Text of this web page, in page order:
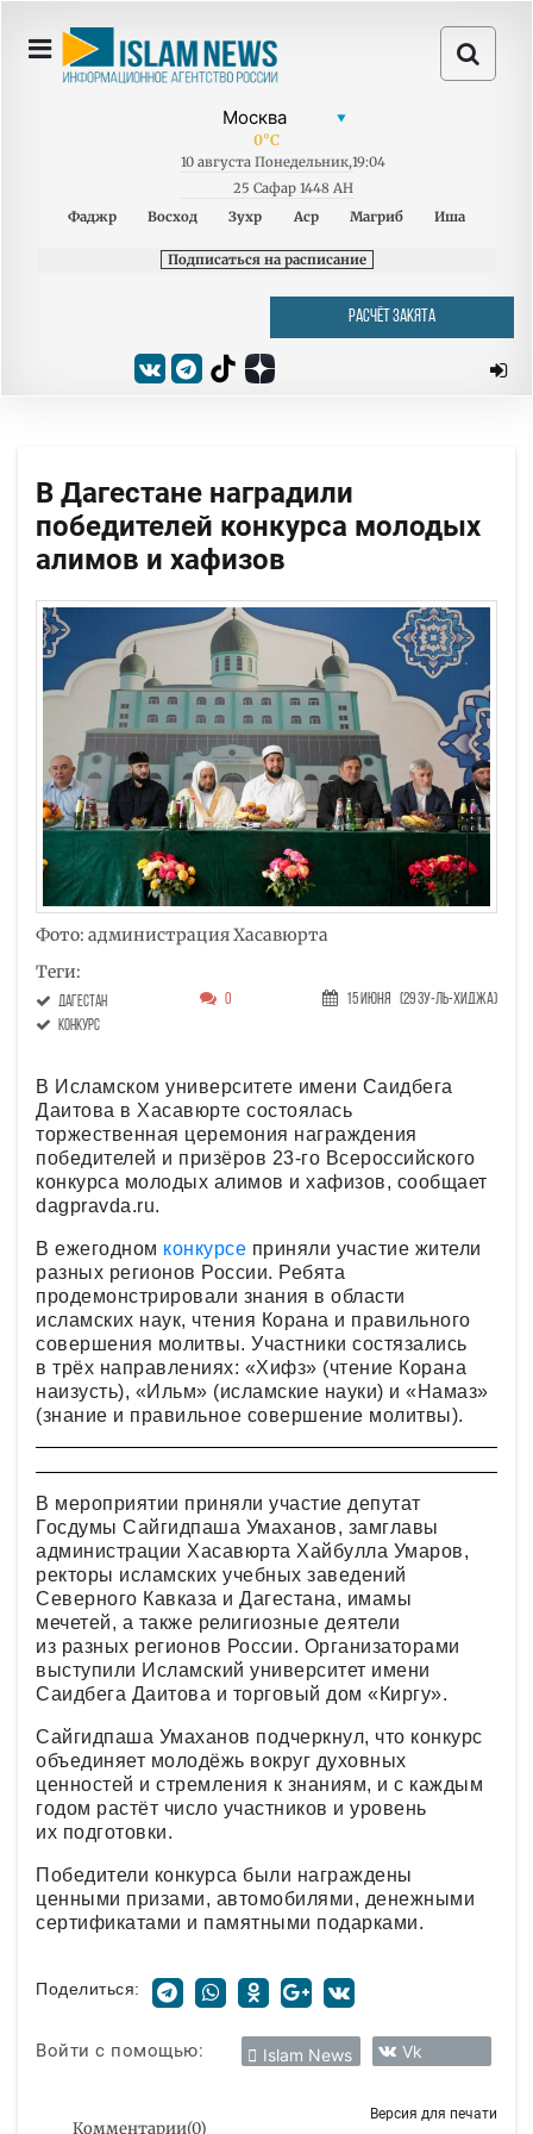
0°C
10 августа Понедельник,19:04
25 Сафар 1448 AH
Фаджр
Восход Зухр Аср Магриб Иша
Подписаться на расписание
РАСЧЁТ ЗАКЯТА
В Дагестане наградили
победителей конкурса молодых
алимов и хафизов
Фото: администрация Хасавюрта
Теги:
Дагестан
конкурс
0 15 Июня (29 Зу-ль-хиджа)
В Исламском университете имени Саидбега
Даитова в Хасавюрте состоялась
торжественная церемония награждения
победителей и призёров 23-го Всероссийского
конкурса молодых алимов и хафизов, сообщает
dagpravda.ru.
В ежегодном конкурсе приняли участие жители
разных регионов России. Ребята
продемонстрировали знания в области
исламских наук, чтения Корана и правильного
совершения молитвы. Участники состязались
в трёх направлениях: «Хифз» (чтение Корана
наизусть), «Ильм» (исламские науки) и «Намаз»
(знание и правильное совершение молитвы).
В мероприятии приняли участие депутат
Госдумы Сайгидпаша Умаханов, замглавы
администрации Хасавюрта Хайбулла Умаров,
ректоры исламских учебных заведений
Северного Кавказа и Дагестана, имамы
мечетей, а также религиозные деятели
из разных регионов России. Организаторами
выступили Исламский университет имени
Саидбега Даитова и торговый дом «Киргу».
Сайгидпаша Умаханов подчеркнул, что конкурс
объединяет молодёжь вокруг духовных
ценностей и стремления к знаниям, и с каждым
годом растёт число участников и уровень
их подготовки.
Победители конкурса были награждены
ценными призами, автомобилями, денежными
сертификатами и памятными подарками.
Поделиться:
Войти с помощью: Islam News Vk
Комментарии(0)
Версия для печати